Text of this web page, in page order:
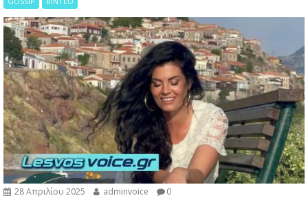
28 Απριλίου 2025 adminvoice 0